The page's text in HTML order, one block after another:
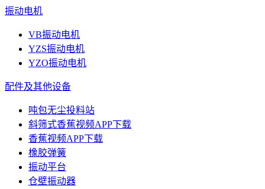
振动电机
VB振动电机
YZS振动电机
YZO振动电机
配件及其他设备
吨包无尘投料站
斜筛式香蕉视频APP下载
香蕉视频APP下载
橡胶弹簧
振动平台
仓壁振动器